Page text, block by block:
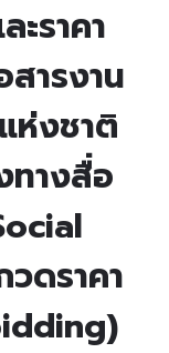
ราคา
ารงาน
ห่งชาติ
ทางสื่อ
ดราคา